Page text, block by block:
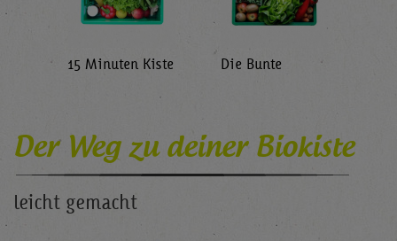
15 Minuten Kiste Die Bunte
Der Weg zu deiner Biokiste
leicht gemacht